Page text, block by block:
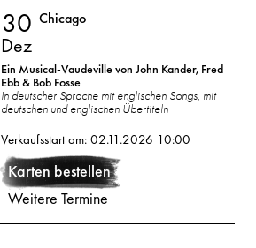
30
Dez
Chicago
Ein Musical-Vaudeville von John Kander, Fred
Ebb & Bob Fosse
In deutscher Sprache mit englischen Songs, mit
deutschen und englischen Übertiteln
Verkaufsstart am: 02.11.2026 10:00
Karten bestellen
Weitere Termine